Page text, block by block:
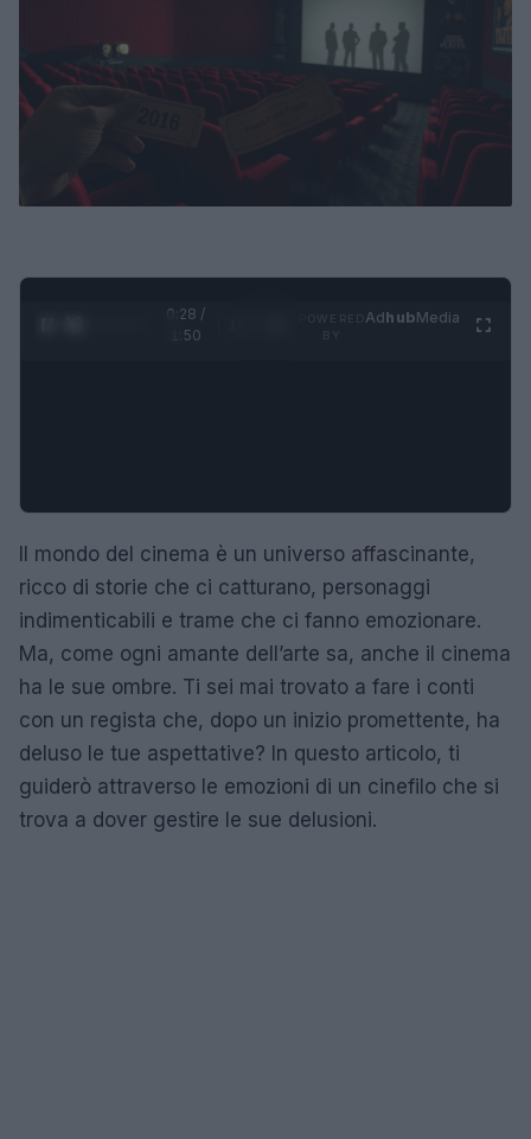
0:29 /
1:50
AdhubMedia
Il mondo del cinema è un universo affascinante,
ricco di storie che ci catturano, personaggi
indimenticabili e trame che ci fanno emozionare.
Ma, come ogni amante dell’arte sa, anche il cinema
ha le sue ombre. Ti sei mai trovato a fare i conti
con un regista che, dopo un inizio promettente, ha
deluso le tue aspettative? In questo articolo, ti
guiderò attraverso le emozioni di un cinefilo che si
trova a dover gestire le sue delusioni.